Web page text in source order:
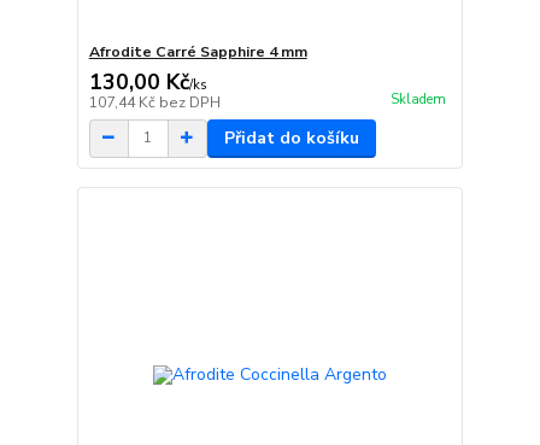
Afrodite Carré Sapphire 4 mm
130,00 Kč/ks
107,44 Kč bez DPH Skladem
Přidat do košíku